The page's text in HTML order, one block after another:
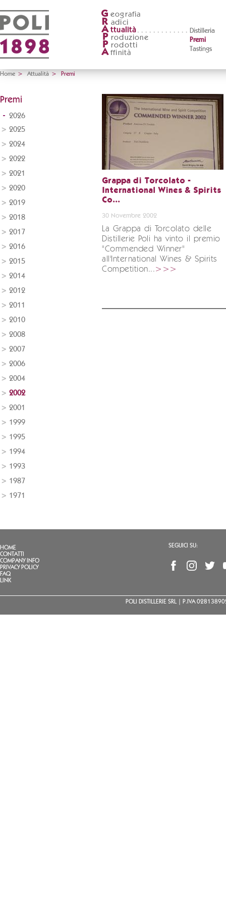
G eografia
R adici
A ttualità
Distilleria
Premi
Tastings
P roduzione
P rodotti
A ffinità
Home > Attualità > Premi
Premi
2026
2025
2024
2022
2021
2020
2019
2018
2017
2016
2015
2014
2012
2011
2010
2008
2007
2006
2004
2002
2001
1999
1995
1994
1993
1987
1971
Grappa di Torcolato -
International Wines & Spirits
Co...
30 Novembre 2002
La Grappa di Torcolato delle
Distillerie Poli ha vinto il premio
"Commended Winner"
all'International Wines & Spirits
Competition...>>>
HOME
CONTATTI
COMPANY INFO
PRIVACY POLICY
FAQ
LINK
SEGUICI SU:
POLI DISTILLERIE SRL | P.IVA